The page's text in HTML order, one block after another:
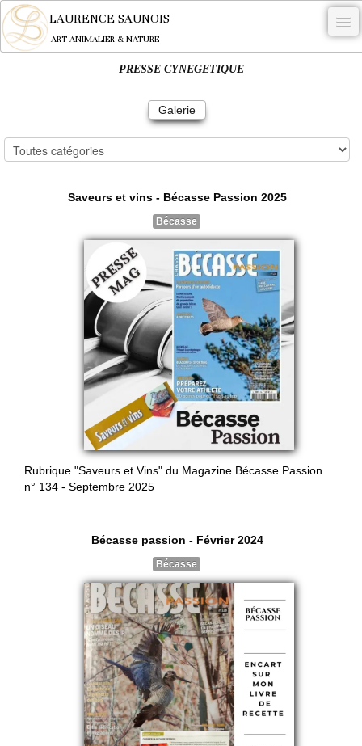
LAURENCE SAUNOIS
ART ANIMALIER & NATURE
NYMPHEUS LUMINANSIS.
OEUVRES
COMMANDE
L'ARTISTE.
CONTACT
Français
PRESSE CYNEGETIQUE
Galerie
Saveurs et vins - Bécasse Passion 2025
Bécasse
Rubrique "Saveurs et Vins" du Magazine Bécasse Passion
n° 134 - Septembre 2025
Bécasse passion - Février 2024
Bécasse